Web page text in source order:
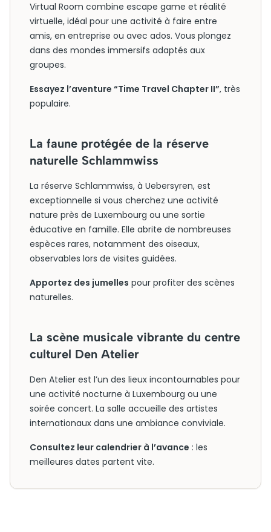
Virtual Room combine escape game et réalité
virtuelle, idéal pour une activité à faire entre
amis, en entreprise ou avec ados. Vous plongez
dans des mondes immersifs adaptés aux
groupes.
Essayez l’aventure “Time Travel Chapter II”, très
populaire.
La faune protégée de la réserve
naturelle Schlammwiss
La réserve Schlammwiss, à Uebersyren, est
exceptionnelle si vous cherchez une activité
nature près de Luxembourg ou une sortie
éducative en famille. Elle abrite de nombreuses
espèces rares, notamment des oiseaux,
observables lors de visites guidées.
Apportez des jumelles pour profiter des scènes
naturelles.
La scène musicale vibrante du centre
culturel Den Atelier
Den Atelier est l’un des lieux incontournables pour
une activité nocturne à Luxembourg ou une
soirée concert. La salle accueille des artistes
internationaux dans une ambiance conviviale.
Consultez leur calendrier à l’avance : les
meilleures dates partent vite.